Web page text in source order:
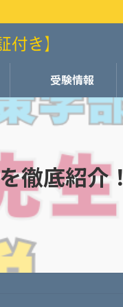
受験情報
徹底紹介！